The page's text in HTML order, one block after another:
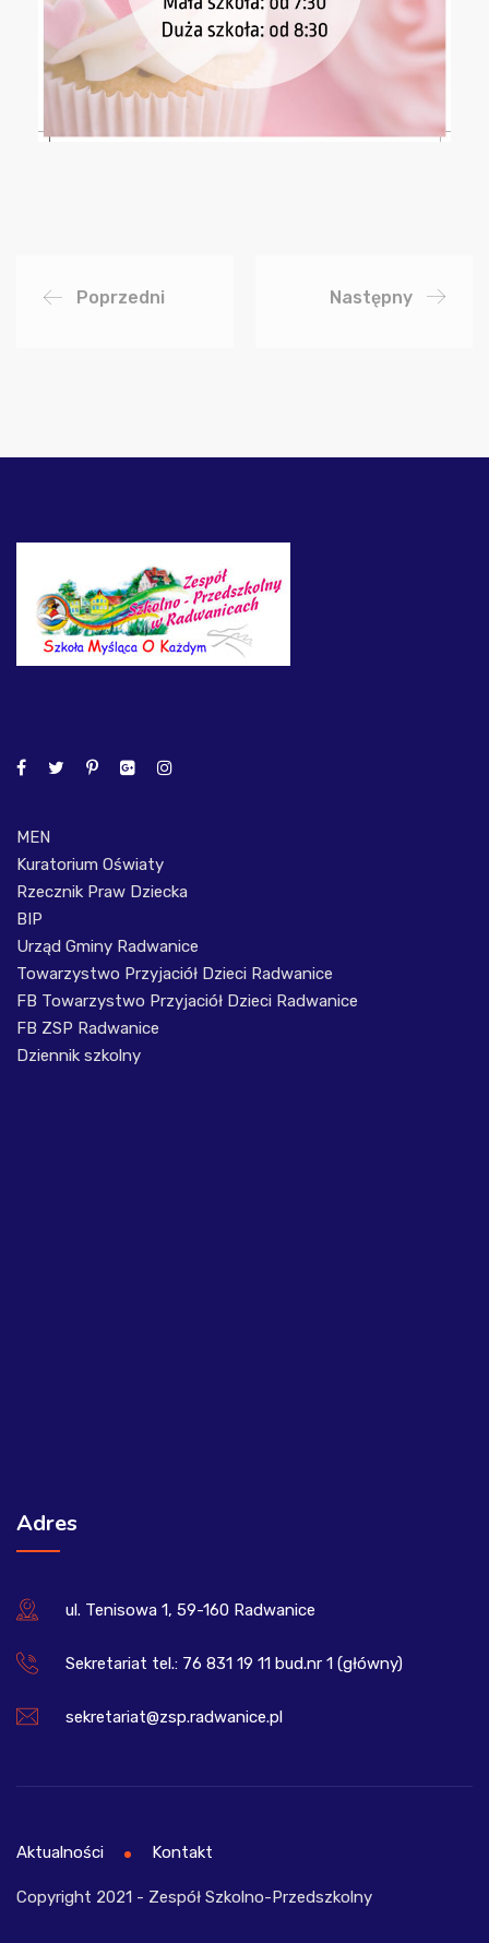
Poprzedni Następny
MEN
Kuratorium Oświaty
Rzecznik Praw Dziecka
BIP
Urząd Gminy Radwanice
Towarzystwo Przyjaciół Dzieci Radwanice
FB Towarzystwo Przyjaciół Dzieci Radwanice
FB ZSP Radwanice
Dziennik szkolny
Adres
ul. Tenisowa 1, 59-160 Radwanice
Sekretariat tel.: 76 831 19 11 bud.nr 1 (główny)
sekretariat@zsp.radwanice.pl
Copyright 2021 - Zespół Szkolno-Przedszkolny
Aktualności Kontakt